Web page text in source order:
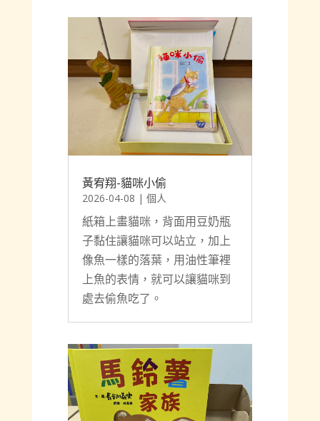
黃宥翔-貓咪小偷
2026-04-08 | 個人
紙箱上畫貓咪，背面用豆奶瓶
子黏住讓貓咪可以站立，加上
像魚一樣的落葉，用油性筆裡
上魚的表情，就可以讓貓咪到
處去偷魚吃了。